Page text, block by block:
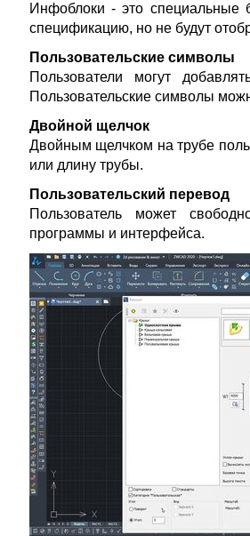
Инфоблоки - это специальные
спецификацию, но не будут
Пользовательские символы
Пользователи могут
Пользовательские символы
Двойной щелчок
Двойным щелчком на трубе
или длину трубы.
Пользовательский перевод
Пользователь может
программы и интерфейса.